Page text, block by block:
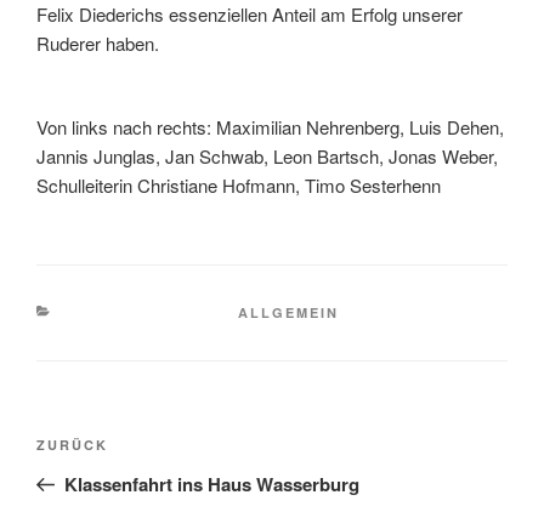
Felix Diederichs essenziellen Anteil am Erfolg unserer
Ruderer haben.
Von links nach rechts: Maximilian Nehrenberg, Luis Dehen,
Jannis Junglas, Jan Schwab, Leon Bartsch, Jonas Weber,
Schulleiterin Christiane Hofmann, Timo Sesterhenn
KATEGORIEN
ALLGEMEIN
Beitragsnavigation
Vorheriger
Beitrag
ZURÜCK
Klassenfahrt ins Haus Wasserburg